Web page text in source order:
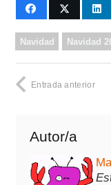
Navidad Navidad
Entrada anterior
Autor/a